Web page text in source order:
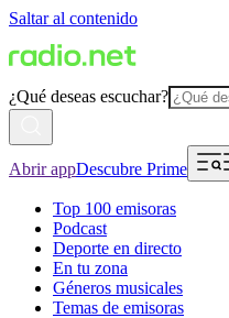
Saltar al contenido
¿Qué deseas escuchar?
Abrir appDescubre Prime
Top 100 emisoras
Podcast
Deporte en directo
En tu zona
Géneros musicales
Temas de emisoras